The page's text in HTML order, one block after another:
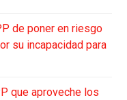
de poner en riesgo
su incapacidad para
que aproveche los